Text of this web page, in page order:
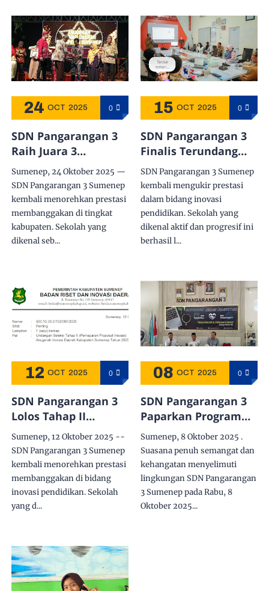
24 OCT 2025 0
SDN Pangarangan 3
Raih Juara 3
Anugerah Inovasi
Daerah 2025 dengan
KaryaKoin: Literasi
Digital dan Finansial
Sumenep, 24 Oktober 2025 —
SDN Pangarangan 3 Sumenep
kembali menorehkan prestasi
membanggakan di tingkat
kabupaten. Sekolah yang
dikenal seb...
15 OCT 2025 0
SDN Pangarangan 3
Finalis Terundang
pada Anugerah
Inovasi Daerah 2025:
Kisah Panjang
Karyakoin Menuju
BRIDA Sumenep
SDN Pangarangan 3 Sumenep
kembali mengukir prestasi
dalam bidang inovasi
pendidikan. Sekolah yang
dikenal aktif dan progresif ini
berhasil l...
12 OCT 2025 0
SDN Pangarangan 3
Lolos Tahap II
Anugerah Inovasi
Daerah 2025: Siap
Presentasikan
“Karyakoin” —
Inovasi Literasi
Digital dan Finansial
Sumenep, 12 Oktober 2025 --
SDN Pangarangan 3 Sumenep
kembali menorehkan prestasi
membanggakan di bidang
inovasi pendidikan. Sekolah
yang d...
08 OCT 2025 0
SDN Pangarangan 3
Paparkan Program
Unggulan dalam
Kunjungan
Silaturrahmi SDN
Batudinding 1
Sumenep, 8 Oktober 2025 .
Suasana penuh semangat dan
kehangatan menyelimuti
lingkungan SDN Pangarangan
3 Sumenep pada Rabu, 8
Oktober 2025...